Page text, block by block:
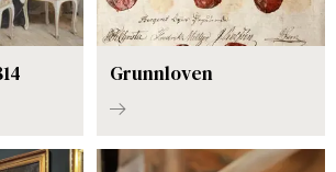
Grunnloven